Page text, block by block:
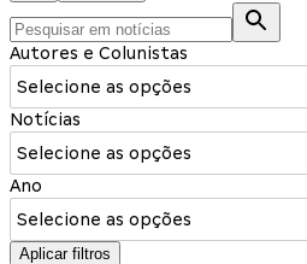
Autores e Colunistas
Selecione as opções
Notícias
Selecione as opções
Ano
Selecione as opções
Aplicar filtros